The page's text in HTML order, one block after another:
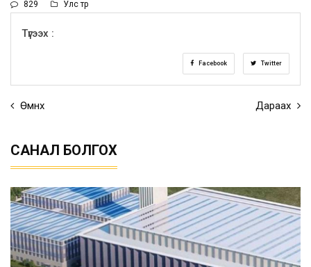
829 Улс төр
Түгээх :
Facebook Twitter
Өмнөх Дараах
САНАЛ БОЛГОХ